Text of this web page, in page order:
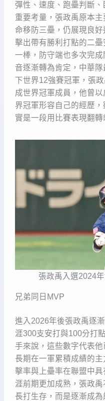
彈性、速度、跑壘判斷
重要考量，張政禹原本
命移防三壘，仍展現良
擊出帶有勝利打點的二
一棒，防守端也多次完
音逐漸轉為肯定，中華
下世界12強賽冠軍，張
成世界冠軍成員，他曾
界冠軍形容自己的經歷
實是一段用比賽表現翻轉
張政禹入選2024
兄弟同日MVP
進入2026年後張政禹逐
涯300支安打與100分打
手來說，這些數字代表
長期在一軍累積成績的
擊率與上壘率在聯盟中
涯前期更加成熟，張政
長打生存，而是逐漸成